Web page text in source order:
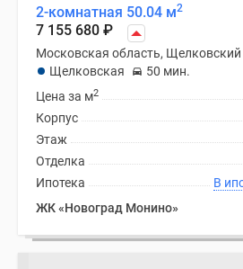
2-комнатная 50.04 м2
7 155 680 ₽
Московская область, Щелковский
Щелковская
50 мин.
Цена за м2
Корпус
Этаж
Отделка
Ипотека
ЖК «Новоград Монино»